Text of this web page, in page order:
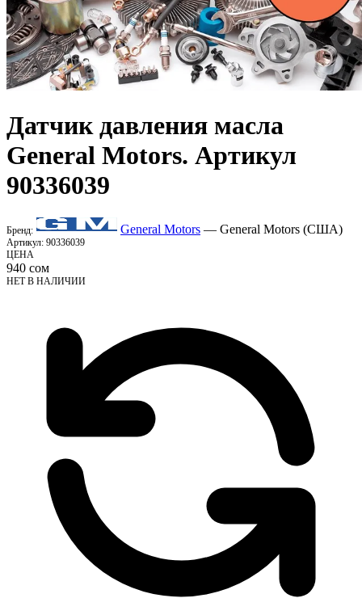
Датчик давления масла
General Motors. Артикул
90336039
Бренд: General Motors — General Motors (США)
Артикул: 90336039
ЦЕНА
940 сом
НЕТ В НАЛИЧИИ